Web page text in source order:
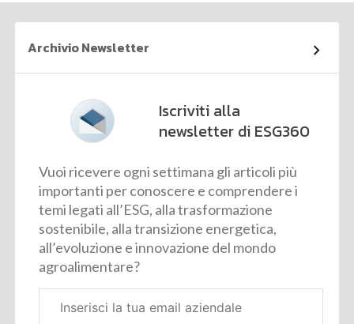
Archivio Newsletter
Iscriviti alla
newsletter di ESG360
Vuoi ricevere ogni settimana gli articoli più
importanti per conoscere e comprendere i
temi legati all’ESG, alla trasformazione
sostenibile, alla transizione energetica,
all’evoluzione e innovazione del mondo
agroalimentare?
aziendale